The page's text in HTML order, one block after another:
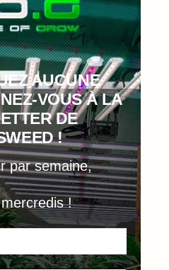
AUCUNE
VOUS À LA
DE
!
par semaine,
!